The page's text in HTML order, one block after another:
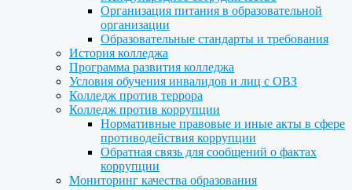
Организация питания в образовательной
организации
Образовательные стандарты и требования
История колледжа
Программа развития колледжа
Условия обучения инвалидов и лиц с ОВЗ
Колледж против террора
Колледж против коррупции
Нормативные правовые и иные акты в сфере
противодействия коррупции
Обратная связь для сообщений о фактах
коррупции
Мониторинг качества образования